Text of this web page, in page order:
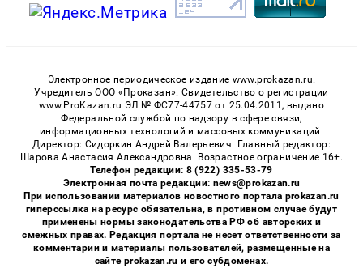
Электронное периодическое издание www.prokazan.ru.
Учредитель ООО «Проказан». Cвидетельство о регистрации
www.ProKazan.ru ЭЛ № ФС77-44757 от 25.04.2011, выдано
Федеральной службой по надзору в сфере связи,
информационных технологий и массовых коммуникаций.
Директор: Сидоркин Андрей Валерьевич. Главный редактор:
Шарова Анастасия Александровна. Возрастное ограничение 16+.
Телефон редакции: 8 (922) 335-53-79
Электронная почта редакции: news@prokazan.ru
При использовании материалов новостного портала prokazan.ru
гиперссылка на ресурс обязательна, в противном случае будут
применены нормы законодательства РФ об авторских и
смежных правах. Редакция портала не несет ответственности за
комментарии и материалы пользователей, размещенные на
сайте prokazan.ru и его субдоменах.